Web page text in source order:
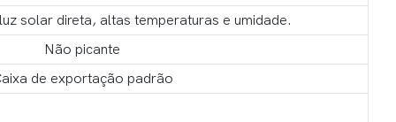
solar direta, altas temperaturas e umidade.
Não picante
de exportação padrão